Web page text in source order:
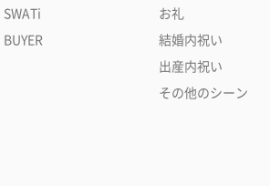
SWATi
BUYER
お礼
結婚内祝い
出産内祝い
その他のシーン